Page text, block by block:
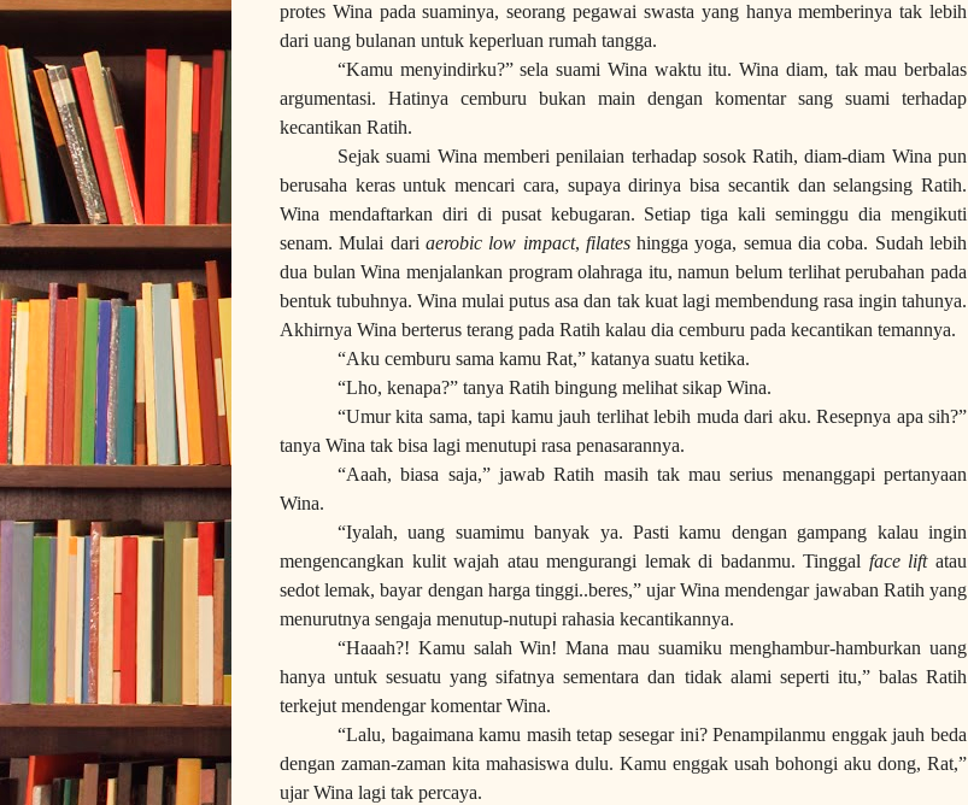
protes Wina pada suaminya, seorang pegawai swasta yang hanya memberinya tak lebih
dari uang bulanan untuk keperluan rumah tangga.
“Kamu menyindirku?” sela suami Wina waktu itu. Wina diam, tak mau berbalas
argumentasi. Hatinya cemburu bukan main dengan komentar sang suami terhadap
kecantikan Ratih.
Sejak suami Wina memberi penilaian terhadap sosok Ratih, diam-diam Wina pun
berusaha keras untuk mencari cara, supaya dirinya bisa secantik dan selangsing Ratih.
Wina mendaftarkan diri di pusat kebugaran. Setiap tiga kali seminggu dia mengikuti
senam. Mulai dari aerobic low impact, filateshingga yoga, semua dia coba. Sudah lebih
dua bulan Wina menjalankan program olahraga itu, namun belum terlihat perubahan pada
bentuk tubuhnya. Wina mulai putus asa dan tak kuat lagi membendung rasa ingin tahunya.
Akhirnya Wina berterus terang pada Ratih kalau dia cemburu pada kecantikan temannya.
“Aku cemburu sama kamu Rat,” katanya suatu ketika.
“Lho, kenapa?” tanya Ratih bingung melihat sikap Wina.
“Umur kita sama, tapi kamu jauh terlihat lebih muda dari aku. Resepnya apa sih?”
tanya Wina tak bisa lagi menutupi rasa penasarannya.
“Aaah, biasa saja,” jawab Ratih masih tak mau serius menanggapi pertanyaan
Wina.
“Iyalah, uang suamimu banyak ya. Pasti kamu dengan gampang kalau ingin
mengencangkan kulit wajah atau mengurangi lemak di badanmu. Tinggal face liftatau
sedot lemak, bayar dengan harga tinggi..beres,” ujar Wina mendengar jawaban Ratih yang
menurutnya sengaja menutup-nutupi rahasia kecantikannya.
“Haaah?! Kamu salah Win! Mana mau suamiku menghambur-hamburkan uang
hanya untuk sesuatu yang sifatnya sementara dan tidak alami seperti itu,” balas Ratih
terkejut mendengar komentar Wina.
“Lalu, bagaimana kamu masih tetap sesegar ini? Penampilanmu enggak jauh beda
dengan zaman-zaman kita mahasiswa dulu. Kamu enggak usah bohongi aku dong, Rat,”
ujar Wina lagi tak percaya.